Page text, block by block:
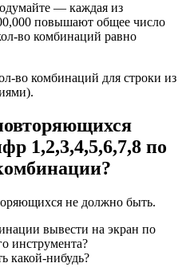
— каждая из
повышают общее число
во комбинаций равно
во комбинаций для строки из
1,2,3,4,5,6,7,8 по
не должно быть.
вывести на экран по
инструмента?
какой-нибудь?